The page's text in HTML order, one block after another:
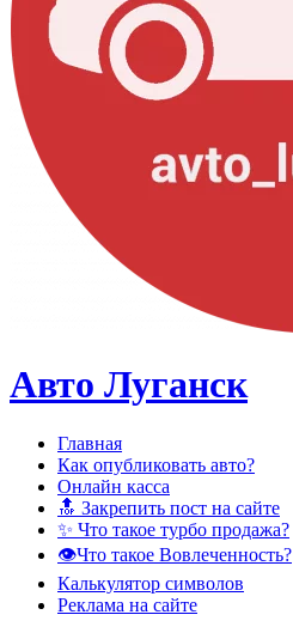
Авто Луганск
Главная
Как опубликовать авто?
Онлайн касса
🔝 Закрепить пост на сайте
✨ Что такое турбо продажа?
👁️Что такое Вовлеченность?
Калькулятор символов
Реклама на сайте